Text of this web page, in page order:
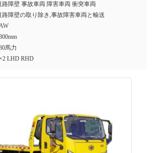
路障壁 事故車両 障害車両 衝突車両
路障壁の取り除き,事故障害車両と輸送
馬力
LHD RHD